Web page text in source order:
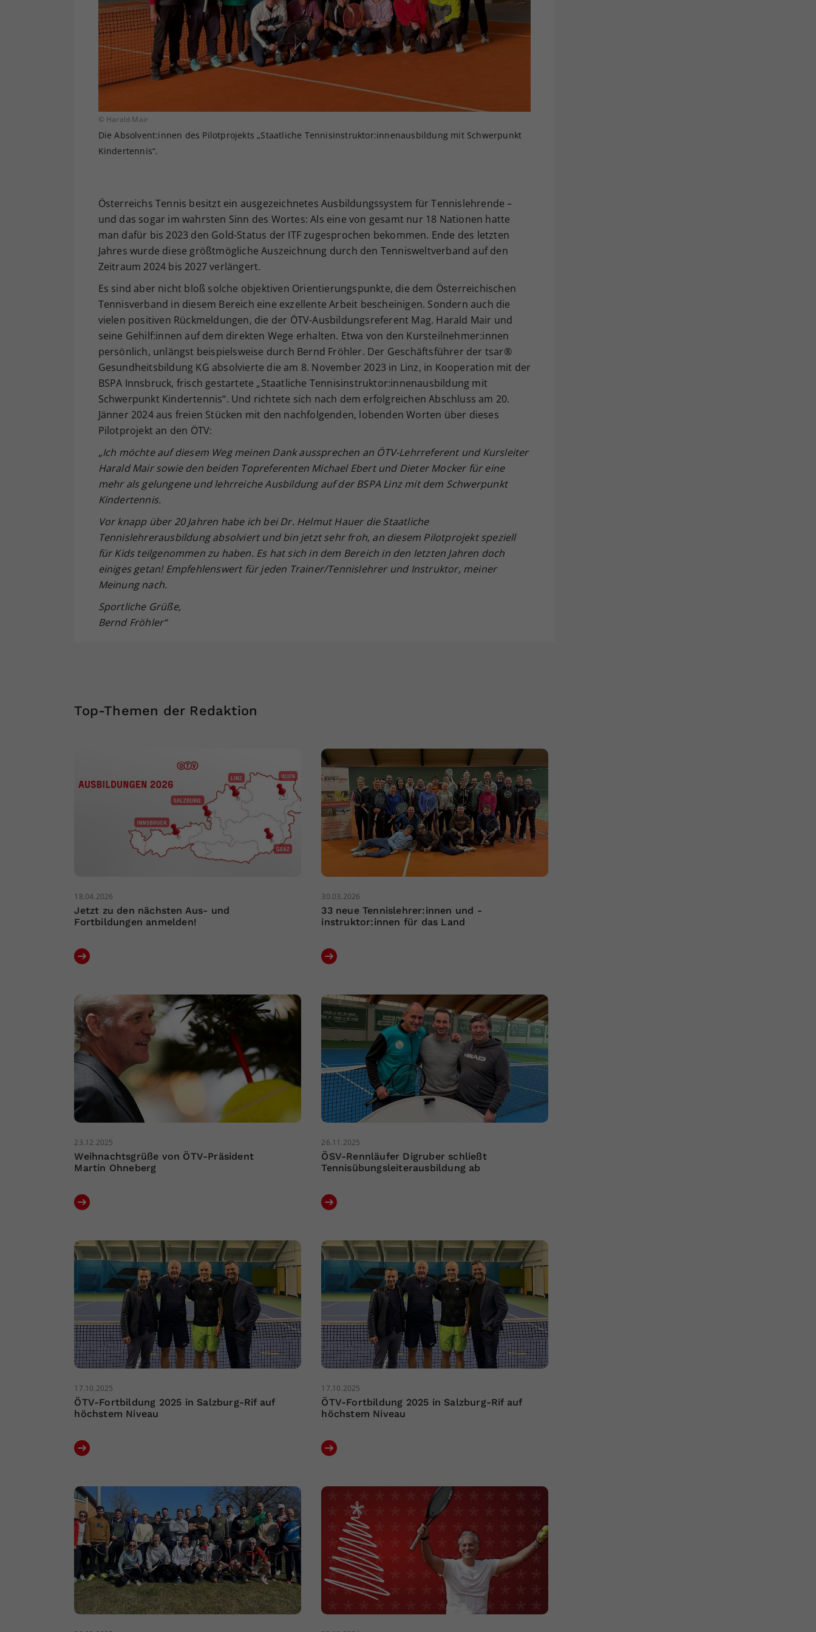
© Harald Mair
Die Absolvent:innen des Pilotprojekts „Staatliche Tennisinstruktor:innenausbildung mit Schwerpunkt
Kindertennis“.
Österreichs Tennis besitzt ein ausgezeichnetes Ausbildungssystem für Tennislehrende –
und das sogar im wahrsten Sinn des Wortes: Als eine von gesamt nur 18 Nationen hatte
man dafür bis 2023 den Gold-Status der ITF zugesprochen bekommen. Ende des letzten
Jahres wurde diese größtmögliche Auszeichnung durch den Tennisweltverband auf den
Zeitraum 2024 bis 2027 verlängert.
Es sind aber nicht bloß solche objektiven Orientierungspunkte, die dem Österreichischen
Tennisverband in diesem Bereich eine exzellente Arbeit bescheinigen. Sondern auch die
vielen positiven Rückmeldungen, die der ÖTV-Ausbildungsreferent Mag. Harald Mair und
seine Gehilf:innen auf dem direkten Wege erhalten. Etwa von den Kursteilnehmer:innen
persönlich, unlängst beispielsweise durch Bernd Fröhler. Der Geschäftsführer der tsar®
Gesundheitsbildung KG absolvierte die am 8. November 2023 in Linz, in Kooperation mit der
BSPA Innsbruck, frisch gestartete „Staatliche Tennisinstruktor:innenausbildung mit
Schwerpunkt Kindertennis“. Und richtete sich nach dem erfolgreichen Abschluss am 20.
Jänner 2024 aus freien Stücken mit den nachfolgenden, lobenden Worten über dieses
Pilotprojekt an den ÖTV:
„Ich möchte auf diesem Weg meinen Dank aussprechen an ÖTV-Lehrreferent und Kursleiter
Harald Mair sowie den beiden Topreferenten Michael Ebert und Dieter Mocker für eine
mehr als gelungene und lehrreiche Ausbildung auf der BSPA Linz mit dem Schwerpunkt
Kindertennis.
Vor knapp über 20 Jahren habe ich bei Dr. Helmut Hauer die Staatliche
Tennislehrerausbildung absolviert und bin jetzt sehr froh, an diesem Pilotprojekt speziell
für Kids teilgenommen zu haben. Es hat sich in dem Bereich in den letzten Jahren doch
einiges getan! Empfehlenswert für jeden Trainer/Tennislehrer und Instruktor, meiner
Meinung nach.
Sportliche Grüße,
Bernd Fröhler“
Top-Themen der Redaktion
18.04.2026
Jetzt zu den nächsten Aus- und
Fortbildungen anmelden!
30.03.2026
33 neue Tennislehrer:innen und -
instruktor:innen für das Land
23.12.2025
Weihnachtsgrüße von ÖTV-Präsident
Martin Ohneberg
26.11.2025
ÖSV-Rennläufer Digruber schließt
Tennisübungsleiterausbildung ab
17.10.2025
ÖTV-Fortbildung 2025 in Salzburg-Rif auf
höchstem Niveau
17.10.2025
ÖTV-Fortbildung 2025 in Salzburg-Rif auf
höchstem Niveau
Ihrer vorgenommen Einstellungen, falls der
Webseiten-Betreiber dies eingestellt hat.